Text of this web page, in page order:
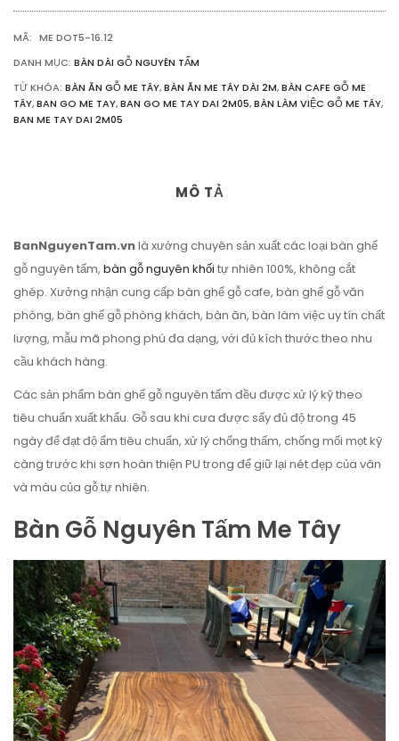
MÃ: ME DOT5-16.12
DANH MỤC: BÀN DÀI GỖ NGUYÊN TẤM
TỪ KHÓA: BÀN ĂN GỖ ME TÂY,BÀN ĂN ME TÂY DÀI 2M,BÀN CAFE GỖ ME
TÂY,BAN GO ME TAY,BAN GO ME TAY DAI 2M05,BÀN LÀM VIỆC GỖ ME TÂY,
BAN ME TAY DAI 2M05
MÔ TẢ
BanNguyenTam.vnlà xưởng chuyên sản xuất các loại bàn ghế
gỗ nguyên tấm, bàn gỗ nguyên khối tự nhiên 100%, không cắt
ghép. Xưởng nhận cung cấp bàn ghế gỗ cafe, bàn ghế gỗ văn
phòng, bàn ghế gỗ phòng khách, bàn ăn, bàn làm việc uy tín chất
lượng, mẫu mã phong phú đa dạng, với đủ kích thước theo nhu
cầu khách hàng.
Các sản phẩm bàn ghế gỗ nguyên tấm đều được xử lý kỹ theo
tiêu chuẩn xuất khẩu. Gỗ sau khi cưa được sấy đủ độ trong 45
ngày để đạt độ ẩm tiêu chuẩn, xử lý chống thấm, chống mối mọt kỹ
càng trước khi sơn hoàn thiện PU trong để giữ lại nét đẹp của vân
và màu của gỗ tự nhiên.
Bàn Gỗ Nguyên Tấm Me Tây